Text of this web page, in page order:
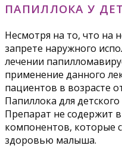
ПАПИЛЛОКА У
Несмотря на то, что на
запрете наружного
лечении
применение данного
пациентов в возрасте
Папиллока для
Препарат не содержит
компонентов, которые
здоровью малыша.